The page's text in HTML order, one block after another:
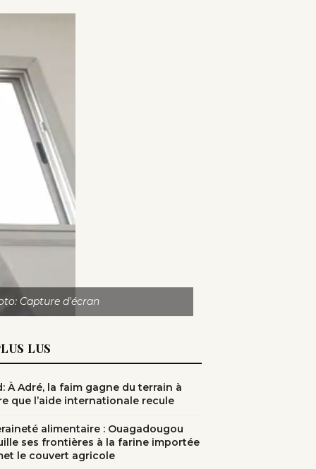
Capture d'écran
LUS
À Adré, la faim gagne du terrain à
que l’aide internationale recule
alimentaire : Ouagadougou
ses frontières à la farine importée
le couvert agricole